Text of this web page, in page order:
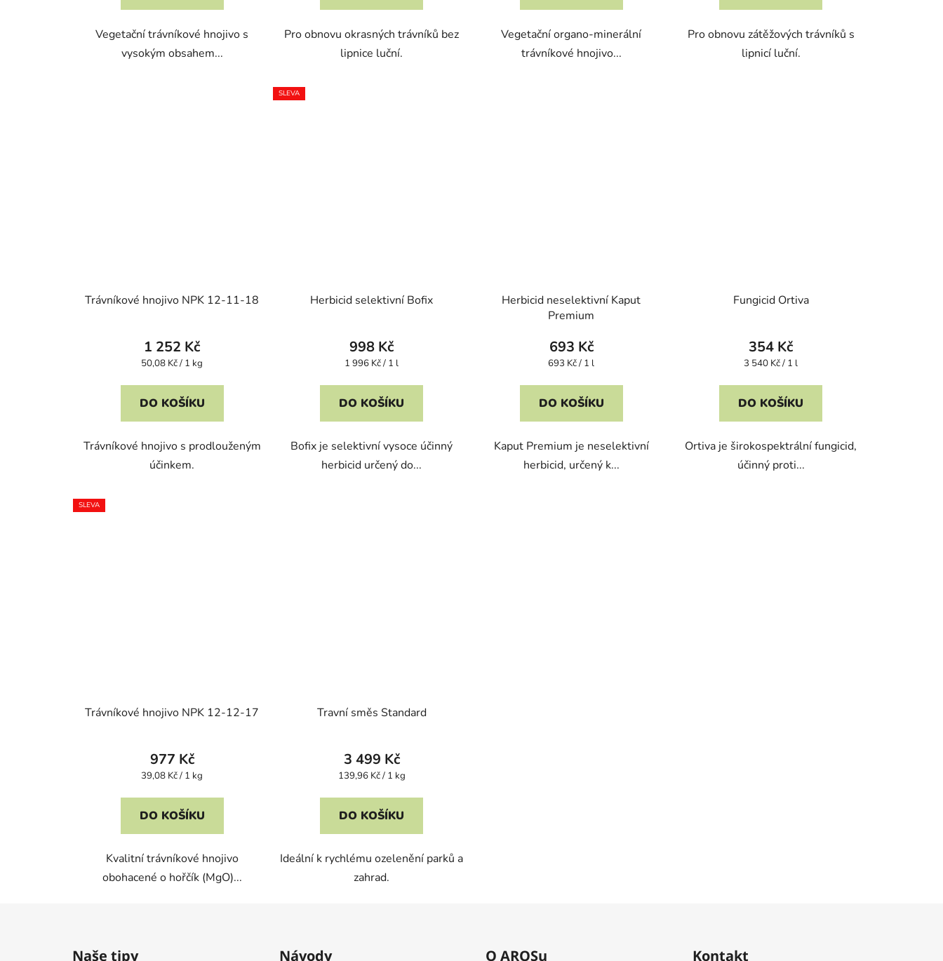
Vegetační trávníkové hnojivo s
vysokým obsahem...
Pro obnovu okrasných trávníků bez
lipnice luční.
Vegetační organo-minerální
trávníkové hnojivo...
Pro obnovu zátěžových trávníků s
lipnicí luční.
Trávníkové hnojivo NPK 12-11-18
1 252 Kč
Měrná
50,08 Kč / 1 kg
DO KOŠÍKU
Trávníkové hnojivo s prodlouženým
účinkem.
SLEVA
Herbicid selektivní Bofix
998 Kč
Měrná
1 996 Kč / 1 l
DO KOŠÍKU
Bofix je selektivní vysoce účinný
herbicid určený do...
Herbicid neselektivní Kaput
Premium
693 Kč
Měrná
693 Kč / 1 l
DO KOŠÍKU
Kaput Premium je neselektivní
herbicid, určený k...
Fungicid Ortiva
354 Kč
Měrná
3 540 Kč / 1 l
DO KOŠÍKU
Ortiva je širokospektrální fungicid,
účinný proti...
SLEVA
Trávníkové hnojivo NPK 12-12-17
977 Kč
Měrná
39,08 Kč / 1 kg
DO KOŠÍKU
Kvalitní trávníkové hnojivo
obohacené o hořčík (MgO)...
Travní směs Standard
3 499 Kč
Měrná
139,96 Kč / 1 kg
DO KOŠÍKU
Ideální k rychlému ozelenění parků a
zahrad.
Naše tipy Návody O AROSu Kontakt